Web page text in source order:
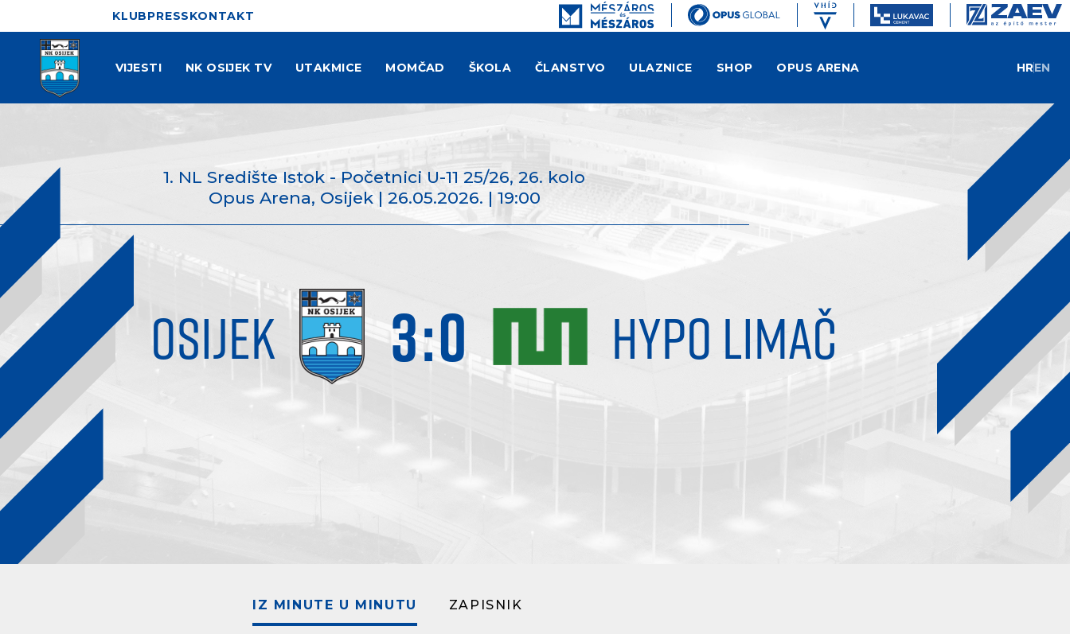
KLUBPRESSKONTAKT
VIJESTI NK OSIJEK TV UTAKMICE MOMČAD ŠKOLA ČLANSTVO ULAZNICE SHOP OPUS ARENA HREN
1. NL Središte Istok - Početnici U-11 25/26, 26. kolo
Opus Arena, Osijek | 26.05.2026. | 19:00
OSIJEK HYPO LIMAČ
3:0
IZ MINUTE U MINUTU ZAPISNIK